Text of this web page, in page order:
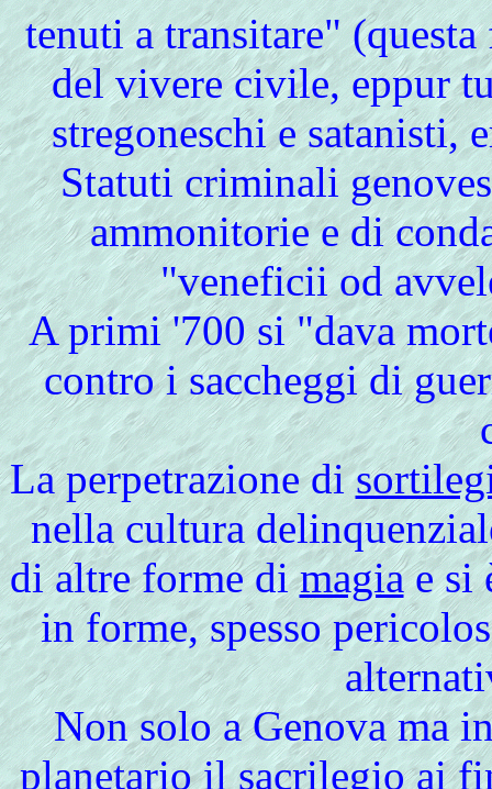
tenuti a transitare"
del vivere civile, eppur
stregoneschi e satanisti,
Statuti criminali
ammonitorie e di
"veneficii od
A primi '700 si "dava
contro i saccheggi di
La perpetrazione di
nella cultura
di altre forme dimagiae si
in forme, spesso
Nonsolo a Genova ma
planetario ilsacrilegio ai